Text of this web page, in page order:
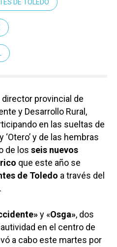
DE TOLEDO
provincial de
y Desarrollo Rural,
en las sueltas de
‘Otero’ y de las hembras
de los seis nuevos
que este año se
de Toledo a través del
.
y «Osga», dos
en el centro de
a cabo este martes por